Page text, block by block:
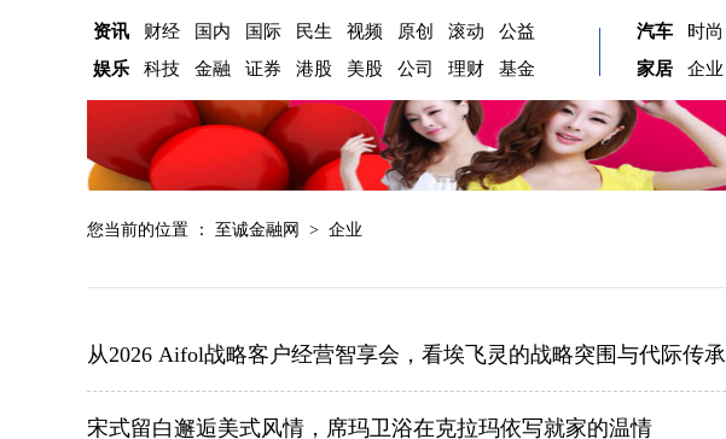
资讯 财经 国内 国际 民生 视频 原创 滚动
公益
娱乐
科技 金融 证券 港股 美股 公司 理财 基金
汽车 时尚
家居
企业
您当前的位置 ： 至诚金融网 > 企业
从2026 Aifol战略客户经营智享会，看埃飞灵的战略突围与代际传承
宋式留白邂逅美式风情，席玛卫浴在克拉玛依写就家的温情